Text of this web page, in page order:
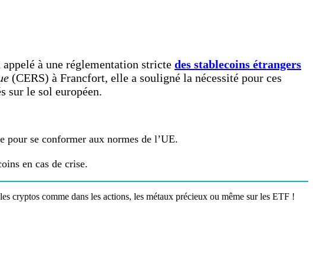
à une réglementation stricte des stablecoins étrangers
(CERS) à Francfort, elle a souligné la nécessité pour ces
sur le sol européen.
pour se conformer aux normes de l’UE.
en cas de crise.
cryptos comme dans les actions, les métaux précieux ou même sur les ETF !